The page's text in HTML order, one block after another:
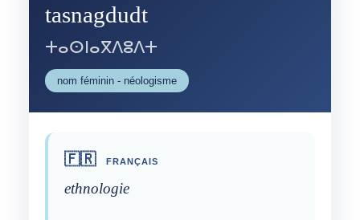
tasnagdudt
ⵜⴰⵙⵏⴰⴳⴷⵓⴷⵜ
nom féminin - néologisme
🇫🇷 FRANÇAIS
ethnologie